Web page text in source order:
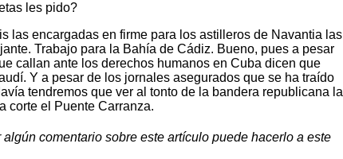
les pido?
las encargadas en firme para los astilleros de Navantia las
Trabajo para la Bahía de Cádiz. Bueno, pues a pesar
callan ante los derechos humanos en Cuba dicen que
Y a pesar de los jornales asegurados que se ha traído
tendremos que ver al tonto de la bandera republicana la
corte el Puente Carranza.
comentario sobre este artículo puede hacerlo a este